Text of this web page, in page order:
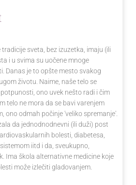
sveta, bez izuzetka, imaju (ili
i u svima su uočene mnoge
Danas je to opšte mesto svakog
životu. Naime, naše telo se
ono uvek nešto radi i čim
telo ne mora da se bavi varenjem
ono odmah počinje 'veliko spremanje'.
da jednodnodnevni (ili duži) post
bolesti, diabetesa,
iitd i da, sveukupno,
Ima škola alternativne medicine koje
može izlečiti gladovanjem.